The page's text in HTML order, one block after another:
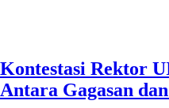
Kontestasi Rektor
Antara Gagasan